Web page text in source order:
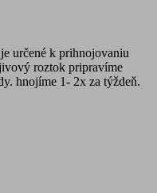
určené k prihnojovaniu
roztok pripravíme
hnojíme 1- 2x za týždeň.